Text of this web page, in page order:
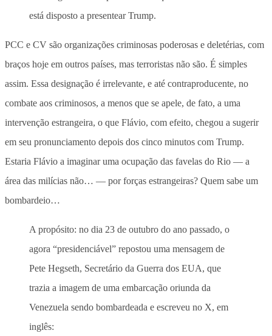
está disposto a presentear Trump.
PCC e CV são organizações criminosas poderosas e deletérias, com
braços hoje em outros países, mas terroristas não são. É simples
assim. Essa designação é irrelevante, e até contraproducente, no
combate aos criminosos, a menos que se apele, de fato, a uma
intervenção estrangeira, o que Flávio, com efeito, chegou a sugerir
em seu pronunciamento depois dos cinco minutos com Trump.
Estaria Flávio a imaginar uma ocupação das favelas do Rio — a
área das milícias não… — por forças estrangeiras? Quem sabe um
bombardeio…
A propósito: no dia 23 de outubro do ano passado, o
agora “presidenciável” repostou uma mensagem de
Pete Hegseth, Secretário da Guerra dos EUA, que
trazia a imagem de uma embarcação oriunda da
Venezuela sendo bombardeada e escreveu no X, em
inglês: